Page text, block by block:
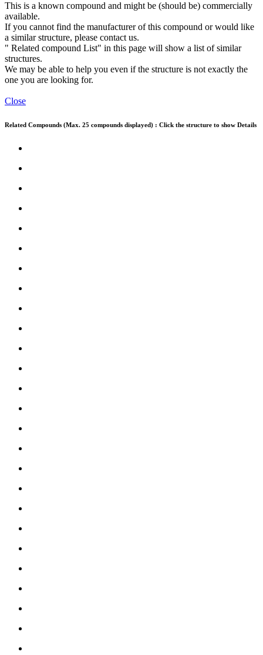
This is a known compound and might be (should be) commercially
available.
If you cannot find the manufacturer of this compound or would like
a similar structure, please contact us.
" Related compound List" in this page will show a list of similar
structures.
We may be able to help you even if the structure is not exactly the
one you are looking for.
Close
Related Compounds (Max. 25 compounds displayed) : Click the structure to show Details